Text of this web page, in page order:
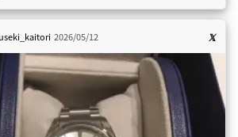
2026/05/12